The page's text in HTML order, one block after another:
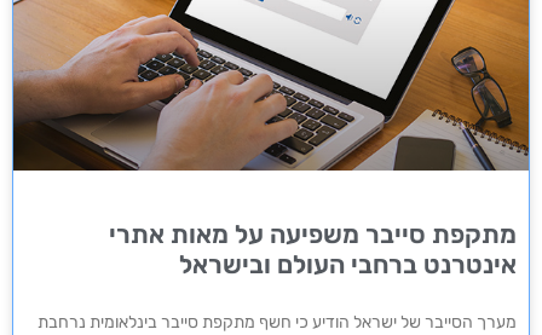
מתקפת סייבר משפיעה על מאות אתרי
אינטרנט ברחבי העולם ובישראל
מערך הסייבר של ישראל הודיע כי חשף מתקפת סייבר בינלאומית נרחבת